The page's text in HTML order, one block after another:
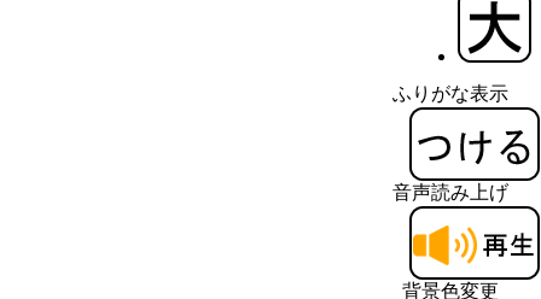
ふりがな表示
音声読み上げ
背景色変更